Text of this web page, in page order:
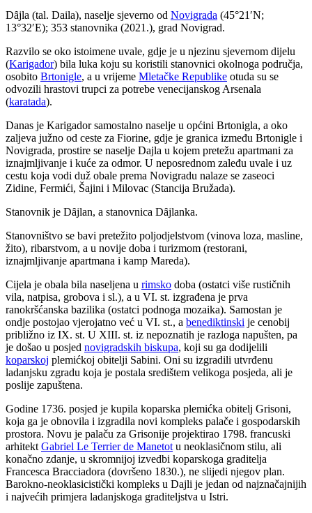
Dȃjla (tal. Daila), naselje sjeverno od Novigrada (45°21′N;
13°32′E); 353 stanovnika (2021.), grad Novigrad.
Razvilo se oko istoimene uvale, gdje je u njezinu sjevernom dijelu
(Karigador) bila luka koju su koristili stanovnici okolnoga područja,
osobito Brtonigle, a u vrijeme Mletačke Republike otuda su se
odvozili hrastovi trupci za potrebe venecijanskog Arsenala
(karatada).
Danas je Karigador samostalno naselje u općini Brtonigla, a oko
zaljeva južno od ceste za Fiorine, gdje je granica između Brtonigle i
Novigrada, prostire se naselje Dajla u kojem pretežu apartmani za
iznajmljivanje i kuće za odmor. U neposrednom zaleđu uvale i uz
cestu koja vodi duž obale prema Novigradu nalaze se zaseoci
Zidine, Fermići, Šajini i Milovac (Stancija Bružada).
Stanovnik je Dȃjlan, a stanovnica Dȃjlanka.
Stanovništvo se bavi pretežito poljodjelstvom (vinova loza, masline,
žito), ribarstvom, a u novije doba i turizmom (restorani,
iznajmljivanje apartmana i kamp Mareda).
Cijela je obala bila naseljena u rimsko doba (ostatci više rustičnih
vila, natpisa, grobova i sl.), a u VI. st. izgrađena je prva
ranokršćanska bazilika (ostatci podnoga mozaika). Samostan je
ondje postojao vjerojatno već u VI. st., a benediktinski je cenobij
približno iz IX. st. U XIII. st. iz nepoznatih je razloga napušten, pa
je došao u posjed novigradskih biskupa, koji su ga dodijelili
koparskoj plemićkoj obitelji Sabini. Oni su izgradili utvrđenu
ladanjsku zgradu koja je postala središtem velikoga posjeda, ali je
poslije zapuštena.
Godine 1736. posjed je kupila koparska plemićka obitelj Grisoni,
koja ga je obnovila i izgradila novi kompleks palače i gospodarskih
prostora. Novu je palaču za Grisonije projektirao 1798. francuski
arhitekt Gabriel Le Terrier de Manetot u neoklasičnom stilu, ali
konačno zdanje, u skromnijoj izvedbi koparskoga graditelja
Francesca Bracciadora (dovršeno 1830.), ne slijedi njegov plan.
Barokno-neoklasicistički kompleks u Dajli je jedan od najznačajnijih
i najvećih primjera ladanjskoga graditeljstva u Istri.